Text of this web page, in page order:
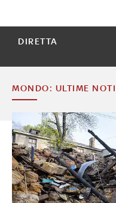
DIRETTA
MONDO: ULTIME